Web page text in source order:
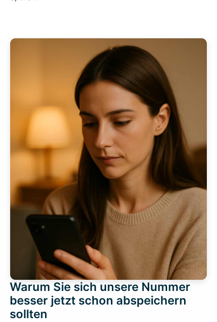
Warum Sie sich unsere Nummer
besser jetzt schon abspeichern
sollten